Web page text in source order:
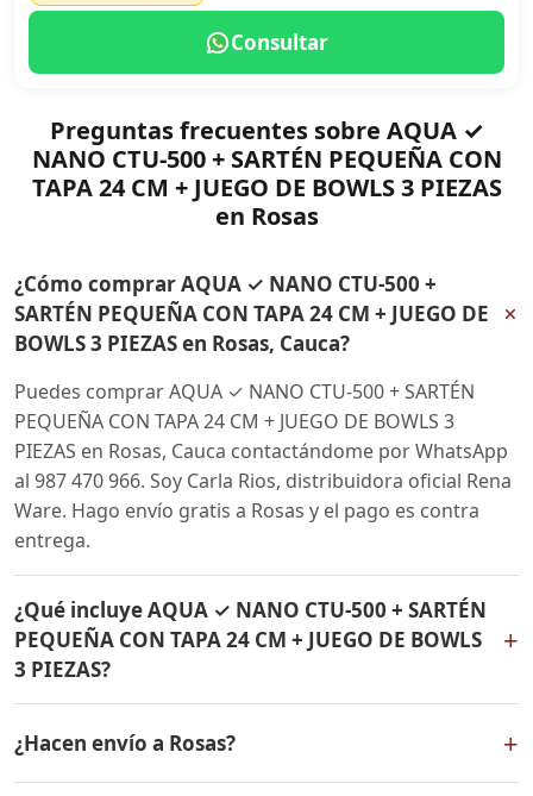
Consultar
Preguntas frecuentes sobre AQUA ✓
NANO CTU-500 + SARTÉN PEQUEÑA CON
TAPA 24 CM + JUEGO DE BOWLS 3 PIEZAS
en Rosas
¿Cómo comprar AQUA ✓ NANO CTU-500 +
SARTÉN PEQUEÑA CON TAPA 24 CM + JUEGO DE
BOWLS 3 PIEZAS en Rosas, Cauca?
+
Puedes comprar AQUA ✓ NANO CTU-500 + SARTÉN
PEQUEÑA CON TAPA 24 CM + JUEGO DE BOWLS 3
PIEZAS en Rosas, Cauca contactándome por WhatsApp
al 987 470 966. Soy Carla Rios, distribuidora oficial Rena
Ware. Hago envío gratis a Rosas y el pago es contra
entrega.
¿Qué incluye AQUA ✓ NANO CTU-500 + SARTÉN
PEQUEÑA CON TAPA 24 CM + JUEGO DE BOWLS
3 PIEZAS?
+
24 CM + JUEGO DE BOWLS 3 PIEZAS incluye: Filtro de
agua Rena Ware + Bowls Rena Ware + Sartén con tapa
¿Hacen envío a Rosas? +